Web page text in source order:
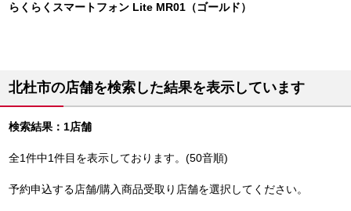
らくらくスマートフォン Lite MR01（ゴールド）
北杜市の店舗を検索した結果を表示しています
検索結果：1店舗
全1件中1件目を表示しております。(50音順)
予約申込する店舗/購入商品受取り店舗を選択してください。